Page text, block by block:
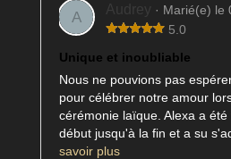
A Audrey
· Marié(e) le
5.0
Unique et inoubliable
Nous ne pouvions pas
pour célébrer notre amour
cérémonie laïque. Alexa a
début jusqu'à la fin et a su
savoir plus